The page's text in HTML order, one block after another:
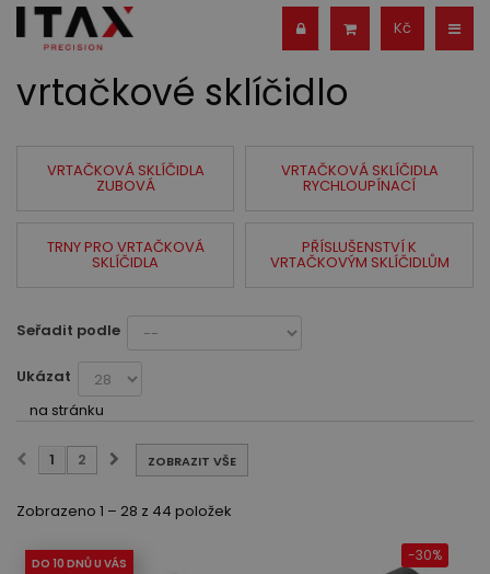
Kč
vrtačkové sklíčidlo
VRTAČKOVÁ SKLÍČIDLA
ZUBOVÁ
VRTAČKOVÁ SKLÍČIDLA
RYCHLOUPÍNACÍ
TRNY PRO VRTAČKOVÁ
SKLÍČIDLA
PŘÍSLUŠENSTVÍ K
VRTAČKOVÝM SKLÍČIDLŮM
Seřadit podle
Ukázat
na stránku
ZOBRAZIT VŠE
1 2
Zobrazeno 1 – 28 z 44 položek
DO 10 DNŮ U VÁS -30%